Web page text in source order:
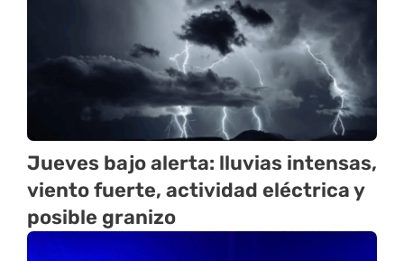
Jueves bajo alerta: lluvias intensas,
viento fuerte, actividad eléctrica y
posible granizo